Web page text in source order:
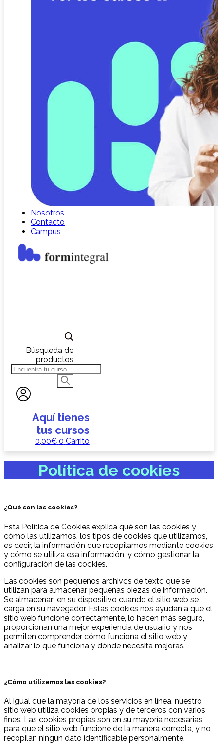
Nosotros
Contacto
Campus
Búsqueda de
productos
0,00€ 0 Carrito
Política de cookies
¿Qué son las cookies?
Esta Política de Cookies explica qué son las cookies y
cómo las utilizamos, los tipos de cookies que utilizamos,
es decir, la información que recopilamos mediante cookies
y cómo se utiliza esa información, y cómo gestionar la
configuración de las cookies.
Las cookies son pequeños archivos de texto que se
utilizan para almacenar pequeñas piezas de información.
Se almacenan en su dispositivo cuando el sitio web se
carga en su navegador. Estas cookies nos ayudan a que el
sitio web funcione correctamente, lo hacen más seguro,
proporcionan una mejor experiencia de usuario y nos
permiten comprender cómo funciona el sitio web y
analizar lo que funciona y dónde necesita mejoras.
¿Cómo utilizamos las cookies?
Al igual que la mayoría de los servicios en línea, nuestro
sitio web utiliza cookies propias y de terceros con varios
fines. Las cookies propias son en su mayoría necesarias
para que el sitio web funcione de la manera correcta, y no
recopilan ningún dato identificable personalmente.